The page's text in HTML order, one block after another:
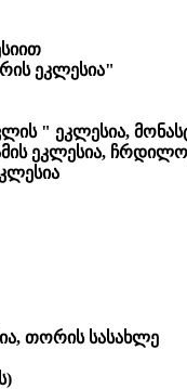
ეკლესია"
" ეკლესია,
ეკლესია,
თორის სასახლე